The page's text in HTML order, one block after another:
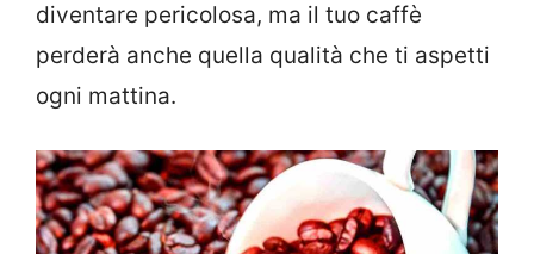
diventare pericolosa, ma il tuo caffè
perderà anche quella qualità che ti aspetti
ogni mattina.